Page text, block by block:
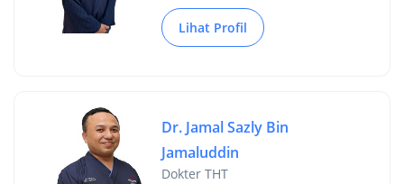
Lihat Profil
Dr. Jamal Sazly Bin
Jamaluddin
Dokter THT